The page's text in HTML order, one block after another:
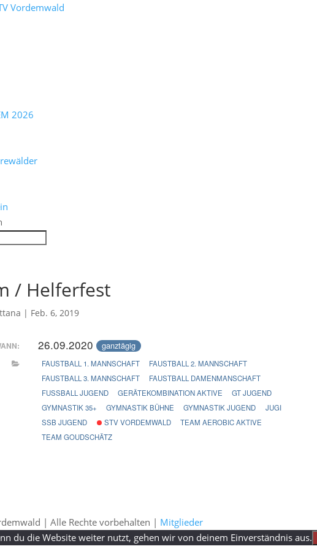
2026
/ Helferfest
| Feb. 6, 2019
26.09.2020 ganztägig
FAUSTBALL 1. MANNSCHAFT
FAUSTBALL 2. MANNSCHAFT
FAUSTBALL 3. MANNSCHAFT
FAUSTBALL DAMENMANSCHAFT
FUSSBALL JUGEND
GERÄTEKOMBINATION AKTIVE
GT JUGEND
GYMNASTIK 35+
GYMNASTIK BÜHNE GYMNASTIK JUGEND
JUGI
SSB JUGEND
STV VORDEMWALD
TEAM AEROBIC AKTIVE
TEAM GOUDSCHÄTZ
| Alle Rechte vorbehalten | Mitglieder
du die Website weiter nutzt, gehen wir von deinem Einverständnis aus.